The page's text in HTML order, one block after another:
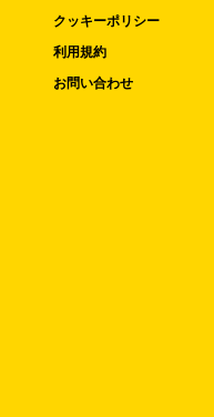
クッキーポリシー
利用規約
お問い合わせ